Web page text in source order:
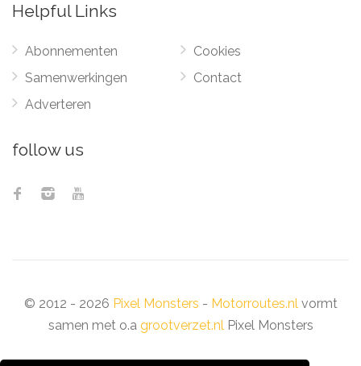
Helpful Links
Abonnementen
Samenwerkingen
Adverteren
Cookies
Contact
follow us
© 2012 - 2026 Pixel Monsters - Motorroutes.nlvormt
samen met o.a grootverzet.nlPixel Monsters